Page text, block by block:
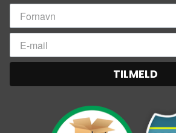
TILMELD